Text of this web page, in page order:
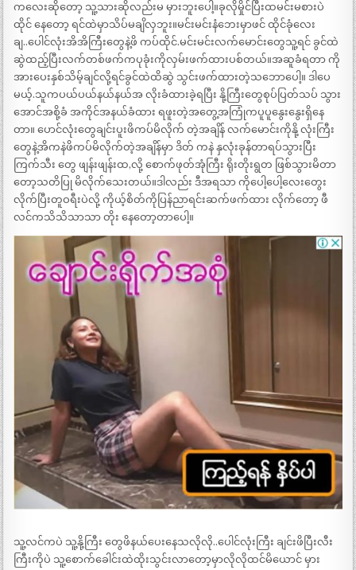
ကလေးဆိုတော့ သူ့သားဆိုလည်းမ မှားဘူးပေါ့။ခုလိုမှိုင်ပြီးထမင်းမစားပဲ
ထိုင် နေတော့ ရင်ထဲမှာသိပ်မချိလှဘူး။မင်းမင်းနံဘေးမှာဖင် ထိုင်ခုံလေး
ချ..ပေါင်လုံးအိအိကြီးတွေနဲ့ဖိ ကပ်ထိုင်.မင်းမင်းလက်မောင်းတွေသူ့ရင် ခွင်ထဲ
ဆွဲထည့်ပြီးလက်တစ်ဖက်ကပုခုံးကိုလှမ်းဖက်ထားပစ်တယ်။အဆူခံရတာ ကို
အားပေးနှစ်သိမ့်ချင်လို့ရင်ခွင်ထဲထိဆွဲ သွင်းဖက်ထားတဲ့သဘောပေါ့။ ဒါပေ
မယ့်.သူကပယ်ပယ်နယ်နယ်အ လိုးခံထားခဲ့ရပြီး နို့ကြီးတွေစုပ်ပြတ်သပ် သွား
အောင်အစို့ခံ အကိုင်အနယ်ခံထား ရဖူးတဲ့အတွေ့အကြုံကပူပူနွေးနွေးရှိနေ
တာ။ ပောင်လုံးတွေချင်းပူးဖိကပ်မိလိုက် တဲ့အချိန် လက်မောင်းကိုနို့ လုံးကြီး
တွေနဲ့အိကနဲဖိကပ်မိလိုက်တဲ့အချိန်မှာ ဒိတ် ကနဲ နှလုံးခုန်တာရပ်သွားပြီး
ကြက်သီး တွေ ဖျန်းဖျန်းထ,လို့ စောက်ဖုတ်အုံကြီး ရိုးတိုးရွတ ဖြစ်သွားမိတာ
တော့သတိပြု မိလိုက်သေးတယ်။ဒါလည်း ဒီအရသာ ကိုပေါ့ပေါ့လေးတွေး
လိုက်ပြီးတူဝရီးပဲလို့ ကိုယ့်စိတ်ကိုပြန်ညာရင်းဆက်ဖက်ထား လိုက်တော့ ဖီ
လင်ကသိသိသာသာ တိုး နေတော့တာပေါ့။
သူ့လင်ကပဲ သူ့နို့ကြီး တွေဖိနယ်ပေးနေသလိုလို..ပေါင်လုံးကြီး ချင်းဖိပြီးလီး
ကြီးကိုပဲ သူ့စောက်ခေါင်းထဲထိုးသွင်းလာတော့မှာလိုလိုထင်မိယောင် မှား